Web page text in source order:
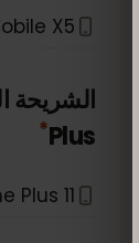
X5
الشريحة
Plus
*
Plus 11